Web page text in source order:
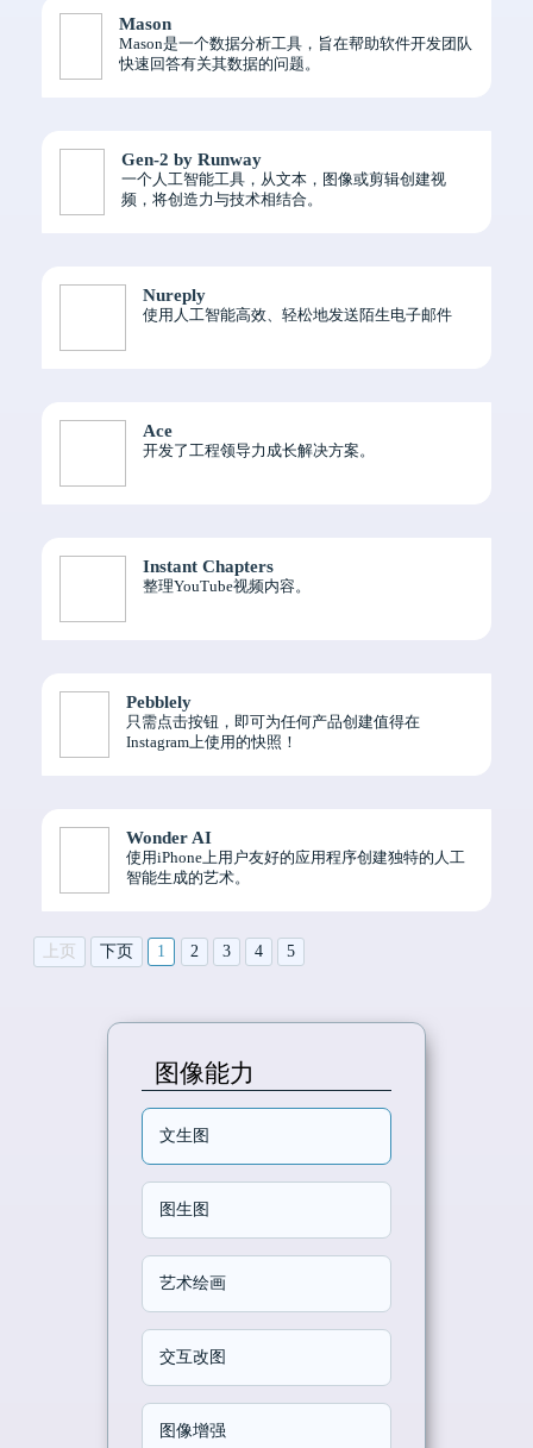
Mason
Mason是一个数据分析工具，旨在帮助软件开发团队
快速回答有关其数据的问题。
Gen-2 by Runway
一个人工智能工具，从文本，图像或剪辑创建视
频，将创造力与技术相结合。
Nureply
使用人工智能高效、轻松地发送陌生电子邮件
Ace
开发了工程领导力成长解决方案。
Instant Chapters
整理YouTube视频内容。
Pebblely
只需点击按钮，即可为任何产品创建值得在
Instagram上使用的快照！
Wonder AI
使用iPhone上用户友好的应用程序创建独特的人工
智能生成的艺术。
上页 下页 1 2 3 4 5
图像能力
文生图
图生图
艺术绘画
交互改图
图像增强